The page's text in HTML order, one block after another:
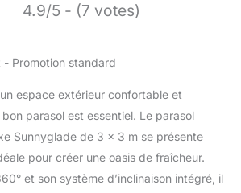
4.9/5 - (7 votes)
espace extérieur confortable et
parasol est essentiel. Le parasol
Sunnyglade de 3 x 3 m se présente
pour créer une oasis de fraîcheur.
et son système d’inclinaison intégré, il